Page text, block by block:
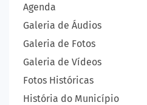
Agenda
Galeria de Áudios
Galeria de Fotos
Galeria de Vídeos
Fotos Históricas
História do Município